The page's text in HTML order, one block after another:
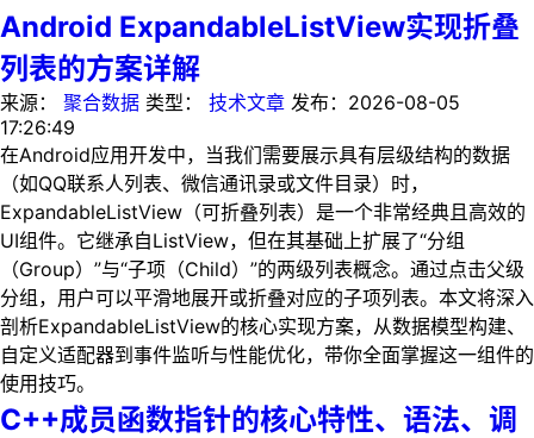
Android ExpandableListView实现折叠
列表的方案详解
来源： 聚合数据 类型： 技术文章 发布： 2026-08-05
17:26:49
在Android应用开发中，当我们需要展示具有层级结构的数据
（如QQ联系人列表、微信通讯录或文件目录）时，
ExpandableListView（可折叠列表）是一个非常经典且高效的
UI组件。它继承自ListView，但在其基础上扩展了“分组
（Group）”与“子项（Child）”的两级列表概念。通过点击父级
分组，用户可以平滑地展开或折叠对应的子项列表。本文将深入
剖析ExpandableListView的核心实现方案，从数据模型构建、
自定义适配器到事件监听与性能优化，带你全面掌握这一组件的
使用技巧。
C++成员函数指针的核心特性、语法、调